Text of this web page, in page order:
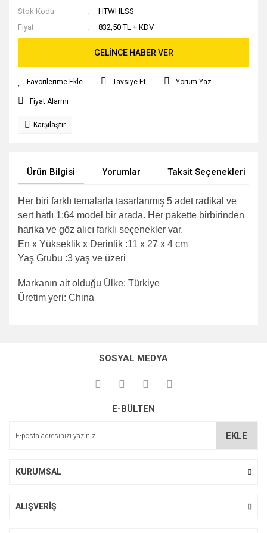
Stok Kodu
HTWHLSS
Fiyat
832,50 TL + KDV
GELİNCE HABER VER
Tavsiye Et Yorum Yaz
Fiyat Alarmı
Karşılaştır
Ürün Bilgisi Yorumlar Taksit Seçenekleri
Her biri farklı temalarla tasarlanmış 5 adet radikal ve
sert hatlı 1:64 model bir arada. Her pakette birbirinden
harika ve göz alıcı farklı seçenekler var.
En x Yükseklik x Derinlik :11 x 27 x 4 cm
Yaş Grubu :3 yaş ve üzeri
Markanın ait olduğu Ülke: Türkiye
Üretim yeri: China
kullanarak tarafımıza iletebilirsiniz.
Görüş ve önerileriniz için teşekkür ederiz.
Ürün açıklamasında eksik bilgiler bulunuyor.
SOSYAL MEDYA
E-BÜLTEN
EKLE
KURUMSAL
ALIŞVERİŞ